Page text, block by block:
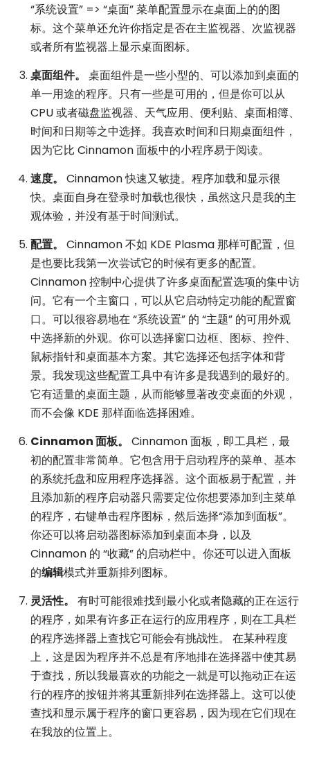
“系统设置” => “桌面” 菜单配置显示在桌面上的的图
标。这个菜单还允许你指定是否在主监视器、次监视器
或者所有监视器上显示桌面图标。
桌面组件。
桌面组件是一些小型的、可以添加到桌面的
单一用途的程序。只有一些是可用的，但是你可以从
CPU 或者磁盘监视器、天气应用、便利贴、桌面相簿、
时间和日期等之中选择。我喜欢时间和日期桌面组件，
因为它比 Cinnamon 面板中的小程序易于阅读。
速度。
Cinnamon 快速又敏捷。程序加载和显示很
快。桌面自身在登录时加载也很快，虽然这只是我的主
观体验，并没有基于时间测试。
配置。
Cinnamon 不如 KDE Plasma 那样可配置，但
是也要比我第一次尝试它的时候有更多的配置。
Cinnamon 控制中心提供了许多桌面配置选项的集中访
问。它有一个主窗口，可以从它启动特定功能的配置窗
口。可以很容易地在 “系统设置” 的 “主题” 的可用外观
中选择新的外观。你可以选择窗口边框、图标、控件、
鼠标指针和桌面基本方案。其它选择还包括字体和背
景。我发现这些配置工具中有许多是我遇到的最好的。
它有适量的桌面主题，从而能够显著改变桌面的外观，
而不会像 KDE 那样面临选择困难。
Cinnamon 面板。
Cinnamon 面板，即工具栏，最
初的配置非常简单。它包含用于启动程序的菜单、基本
的系统托盘和应用程序选择器。这个面板易于配置，并
且添加新的程序启动器只需要定位你想要添加到主菜单
的程序，右键单击程序图标，然后选择“添加到面板”。
你还可以将启动器图标添加到桌面本身，以及
Cinnamon 的 “收藏” 的启动栏中。你还可以进入面板
的编辑模式并重新排列图标。
灵活性。
有时可能很难找到最小化或者隐藏的正在运行
的程序，如果有许多正在运行的应用程序，则在工具栏
的程序选择器上查找它可能会有挑战性。 在某种程度
上，这是因为程序并不总是有序地排在选择器中使其易
于查找，所以我最喜欢的功能之一就是可以拖动正在运
行的程序的按钮并将其重新排列在选择器上。这可以使
查找和显示属于程序的窗口更容易，因为现在它们现在
在我放的位置上。